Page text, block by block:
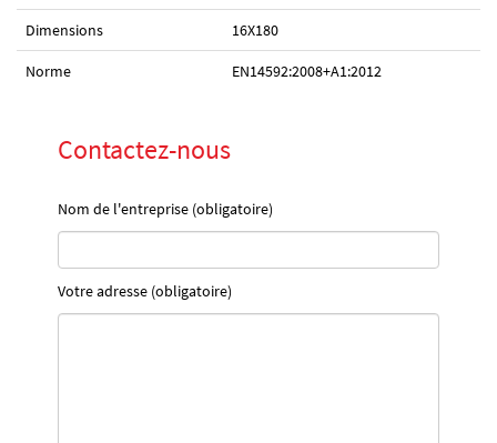
Dimensions 16X180
Norme EN14592:2008+A1:2012
Contactez-nous
Nom de l'entreprise (obligatoire)
Votre adresse (obligatoire)